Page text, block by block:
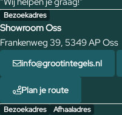
Bezoekadres
Showroom Oss
Frankenweg 39, 5349 AP Oss
info@grootintegels.nl
Plan je route
Bezoekadres Afhaaladres